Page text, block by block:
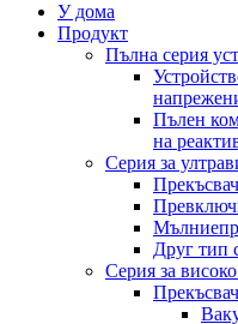
У дома
Продукт
Пълна серия
Пълен
на
Серия за
Прекъсвач
Друг тип
Серия за
Прекъсвач